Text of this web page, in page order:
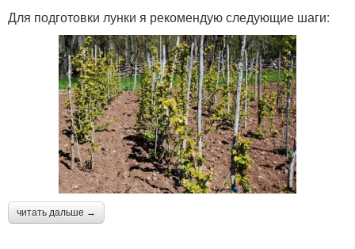
Для подготовки лунки я рекомендую следующие шаги:
читать дальше →